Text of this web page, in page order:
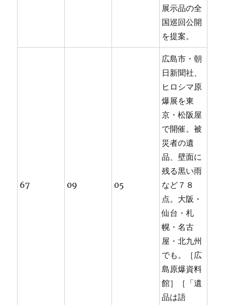
展示品の全
国巡回公開
を提案。
67 09 05
広島市・朝
日新聞社、
ヒロシマ原
爆展を東
京・松阪屋
で開催。被
災者の遺
品、壁面に
残る黒い雨
など７８
点。大阪・
仙台・札
幌・名古
屋・北九州
でも。［広
島原爆資料
館］［「遺
品は語